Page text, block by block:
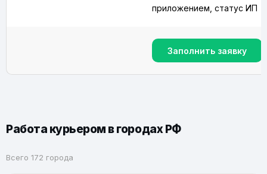
приложением, статус ИП
Заполнить заявку
Работа курьером в городах РФ
Всего 172 города